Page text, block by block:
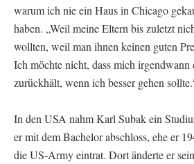
warum ich nie ein Haus in Chicago
haben. „Weil meine Eltern bis zuletzt
wollten, weil man ihnen keinen guten
Ich möchte nicht, dass mich irgendwann
zurückhält, wenn ich besser gehen
In den USA nahm Karl Subak ein
er mit dem Bachelor abschloss, ehe er
die US-Army eintrat. Dort änderte er